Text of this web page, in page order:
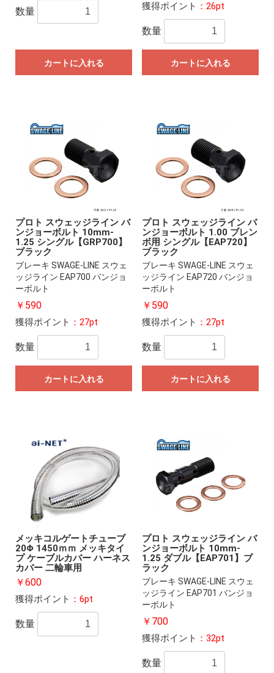
数量
カートに入れる
獲得ポイント ：26pt
数量
カートに入れる
プロト スウェッジライン バ
ンジョーボルト 10mm-
1.25 シングル【GRP700】
ブラック
ブレーキ SWAGE-LINE スウェ
ッジライン EAP700 バンジョ
ーボルト
￥590
獲得ポイント ：27pt
数量
カートに入れる
プロト スウェッジライン バ
ンジョーボルト 1.00 ブレン
ボ用 シングル【EAP720】
ブラック
ブレーキ SWAGE-LINE スウェ
ッジライン EAP720 バンジョ
ーボルト
￥590
獲得ポイント ：27pt
数量
カートに入れる
メッキコルゲートチューブ
20Φ 1450ｍｍ メッキタイ
プ ケーブルカバー ハーネス
カバー 二輪車用
￥600
獲得ポイント ：6pt
数量
プロト スウェッジライン バ
ンジョーボルト 10mm-
1.25 ダブル【EAP701】ブ
ラック
ブレーキ SWAGE-LINE スウェ
ッジライン EAP701 バンジョ
ーボルト
￥700
獲得ポイント ：32pt
数量